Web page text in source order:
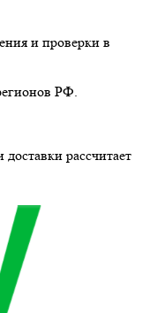
и проверки в
РФ.
рассчитает